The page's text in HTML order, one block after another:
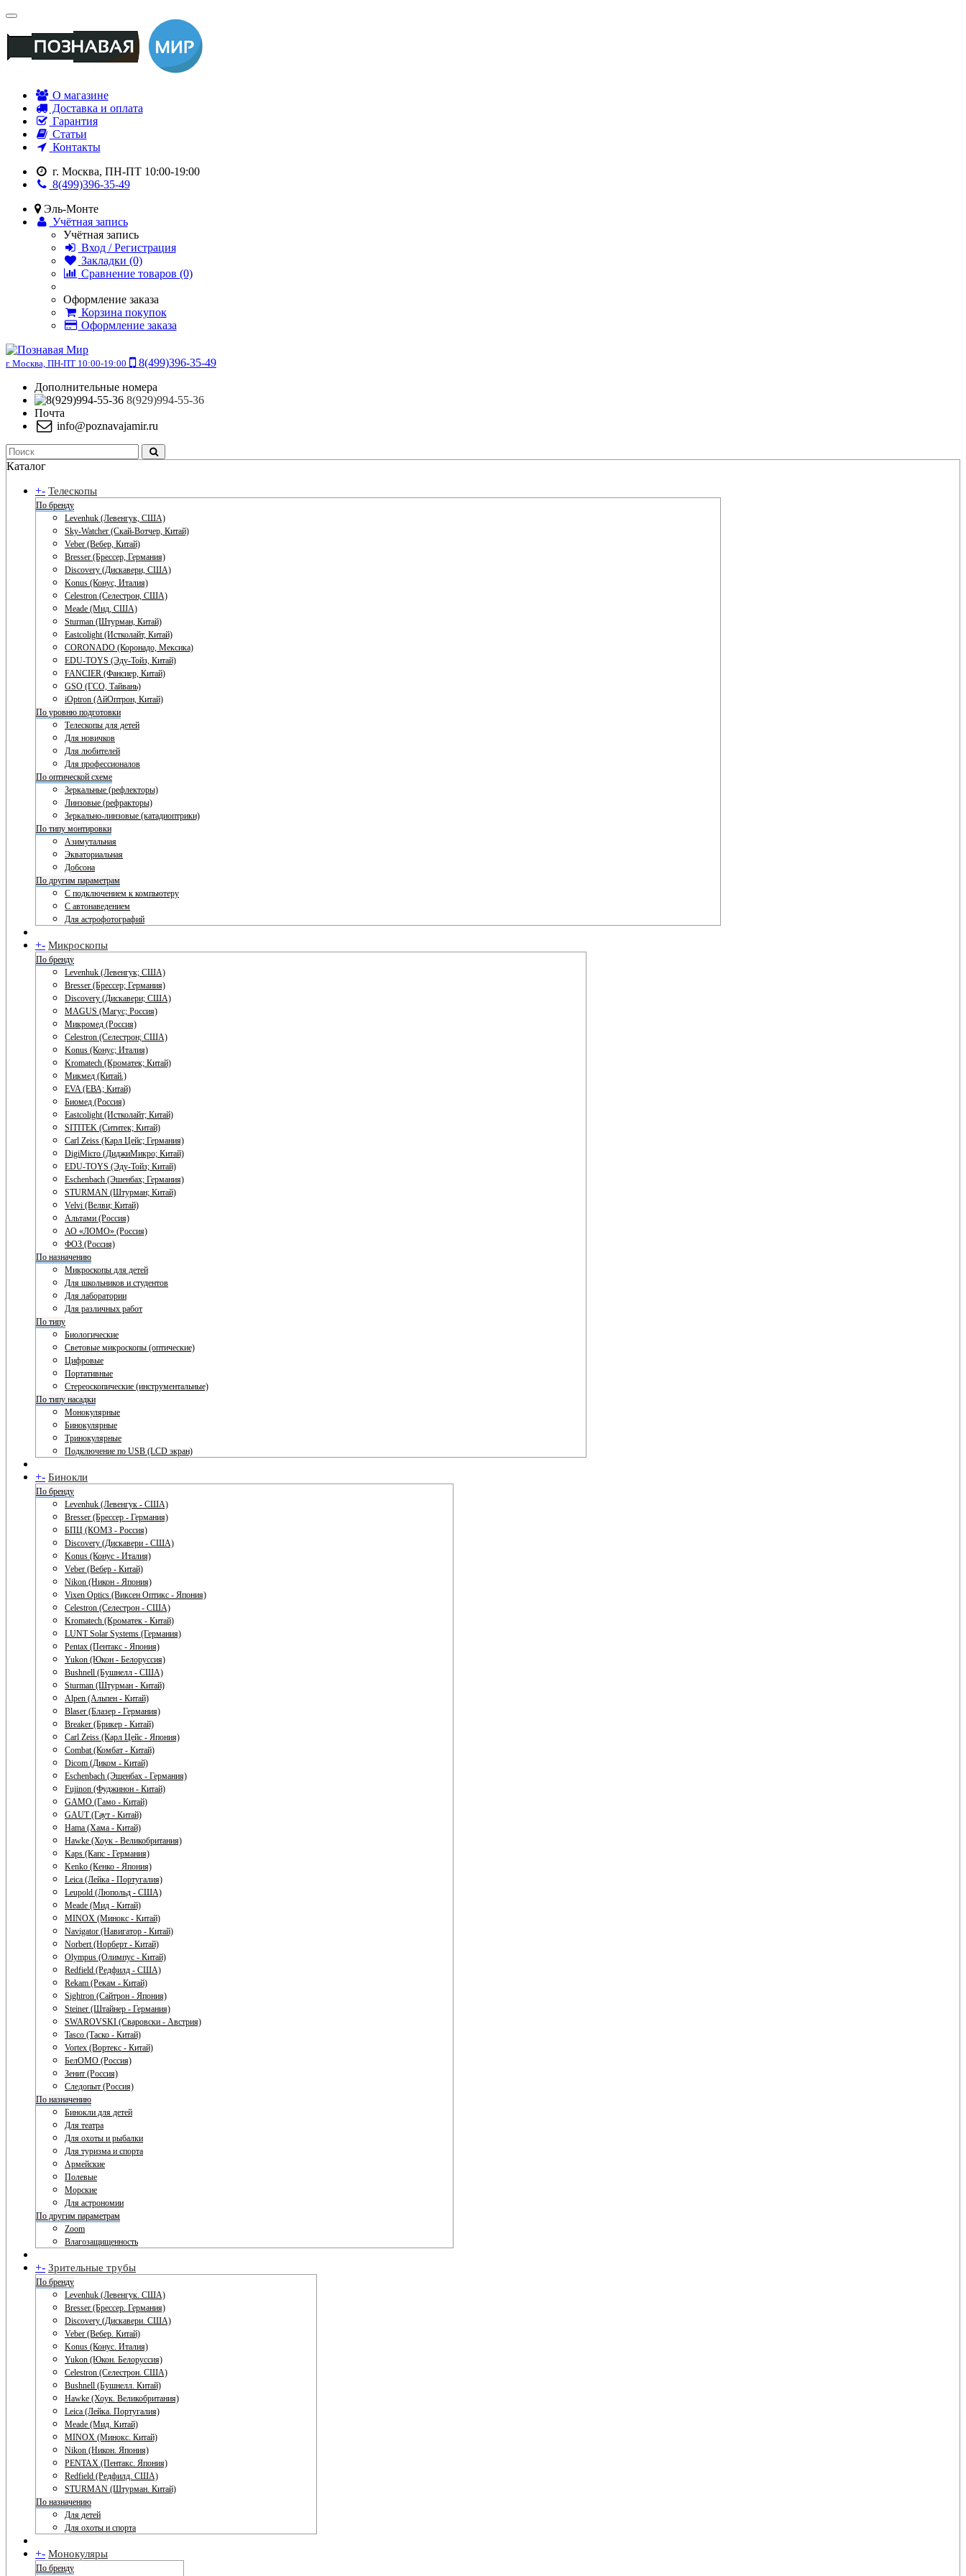
О магазине
Доставка и оплата
Гарантия
Статьи
Контакты
г. Москва, ПН-ПТ 10:00-19:00
8(499)396-35-49
Эль-Монте
Учётная запись
Учётная запись
Вход / Регистрация
Закладки (0)
Сравнение товаров (0)
Оформление заказа
Корзина покупок
Оформление заказа
г. Москва, ПН-ПТ 10:00-19:00
8(499)396-35-49
Дополнительные номера
8(929)994-55-36
Почта
info@poznavajamir.ru
Каталог
+- Телескопы
По бренду
Levenhuk (Левенгук, США)
Sky-Watcher (Скай-Вотчер, Китай)
Veber (Вебер, Китай)
Bresser (Брессер, Германия)
Discovery (Дискавери, США)
Konus (Конус, Италия)
Celestron (Селестрон, США)
Meade (Мид, США)
Sturman (Штурман, Китай)
Eastcolight (Истколайт, Китай)
CORONADO (Коронадо, Мексика)
EDU-TOYS (Эду-Тойз, Китай)
FANCIER (Фансиер, Китай)
GSO (ГСО, Тайвань)
iOptron (АйОптрон, Китай)
По уровню подготовки
Телескопы для детей
Для новичков
Для любителей
Для профессионалов
По оптической схеме
Зеркальные (рефлекторы)
Линзовые (рефракторы)
Зеркально-линзовые (катадиоптрики)
По типу монтировки
Азимутальная
Экваториальная
Добсона
По другим параметрам
С подключением к компьютеру
С автонаведением
Для астрофотографий
+- Микроскопы
По бренду
Levenhuk (Левенгук; США)
Bresser (Брессер; Германия)
Discovery (Дискавери; США)
MAGUS (Магус; Россия)
Микромед (Россия)
Celestron (Селестрон; США)
Konus (Конус; Италия)
Kromatech (Кроматек; Китай)
Микмед (Китай.)
EVA (ЕВА; Китай)
Биомед (Россия)
Eastcolight (Истколайт; Китай)
SITITEK (Сититек; Китай)
Carl Zeiss (Карл Цейс; Германия)
DigiMicro (ДиджиМикро; Китай)
EDU-TOYS (Эду-Тойз; Китай)
Eschenbach (Эшенбах; Германия)
STURMAN (Штурман; Китай)
Velvi (Велви; Китай)
Альтами (Россия)
АО «ЛОМО» (Россия)
ФОЗ (Россия)
По назначению
Микроскопы для детей
Для школьников и студентов
Для лаборатории
Для различных работ
По типу
Биологические
Световые микроскопы (оптические)
Цифровые
Портативные
Стереоскопические (инструментальные)
По типу насадки
Монокулярные
Бинокулярные
Тринокулярные
Подключение по USB (LCD экран)
+- Бинокли
По бренду
Levenhuk (Левенгук - США)
Bresser (Брессер - Германия)
БПЦ (КОМЗ - Россия)
Discovery (Дискавери - США)
Konus (Конус - Италия)
Veber (Вебер - Китай)
Nikon (Никон - Япония)
Vixen Optics (Виксен Оптикс - Япония)
Celestron (Селестрон - США)
Kromatech (Кроматек - Китай)
LUNT Solar Systems (Германия)
Pentax (Пентакс - Япония)
Yukon (Юкон - Белоруссия)
Bushnell (Бушнелл - США)
Sturman (Штурман - Китай)
Alpen (Альпен - Китай)
Blaser (Блазер - Германия)
Breaker (Брикер - Китай)
Carl Zeiss (Карл Цейс - Япония)
Combat (Комбат - Китай)
Dicom (Диком - Китай)
Eschenbach (Эшенбах - Германия)
Fujinon (Фуджинон - Китай)
GAMO (Гамо - Китай)
GAUT (Гаут - Китай)
Hama (Хама - Китай)
Hawke (Хоук - Великобритания)
Kaps (Капс - Германия)
Kenko (Кенко - Япония)
Leica (Лейка - Португалия)
Leupold (Люпольд - США)
Meade (Мид - Китай)
MINOX (Минокс - Китай)
Navigator (Навигатор - Китай)
Norbert (Норберт - Китай)
Olympus (Олимпус - Китай)
Redfield (Редфилд - США)
Rekam (Рекам - Китай)
Sightron (Сайтрон - Япония)
Steiner (Штайнер - Германия)
SWAROVSKI (Сваровски - Австрия)
Tasco (Таско - Китай)
Vortex (Вортекс - Китай)
БелОМО (Россия)
Зенит (Россия)
Следопыт (Россия)
По назначению
Бинокли для детей
Для театра
Для охоты и рыбалки
Для туризма и спорта
Армейские
Полевые
Морские
Для астрономии
По другим параметрам
Zoom
Влагозащищенность
+- Зрительные трубы
По бренду
Levenhuk (Левенгук. США)
Bresser (Брессер. Германия)
Discovery (Дискавери. США)
Veber (Вебер. Китай)
Konus (Конус. Италия)
Yukon (Юкон. Белоруссия)
Celestron (Селестрон. США)
Bushnell (Бушнелл. Китай)
Hawke (Хоук. Великобритания)
Leica (Лейка. Португалия)
Meade (Мид. Китай)
MINOX (Минокс. Китай)
Nikon (Никон. Япония)
PENTAX (Пентакс. Япония)
Redfield (Редфилд. США)
STURMAN (Штурман. Китай)
По назначению
Для детей
Для охоты и спорта
+- Монокуляры
По бренду